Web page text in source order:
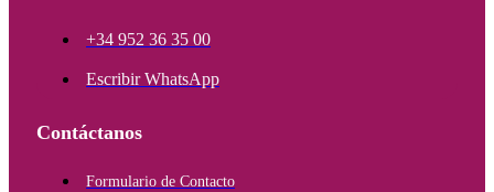
+34 952 36 35 00
Escribir WhatsApp
Contáctanos
Formulario de Contacto